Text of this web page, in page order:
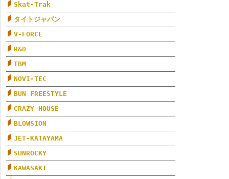
Skat-Trak
タイトジャパン
V-FORCE
R&D
TBM
NOVI-TEC
BUN FREESTYLE
CRAZY HOUSE
BLOWSION
JET-KATAYAMA
SUNROCKY
KAWASAKI